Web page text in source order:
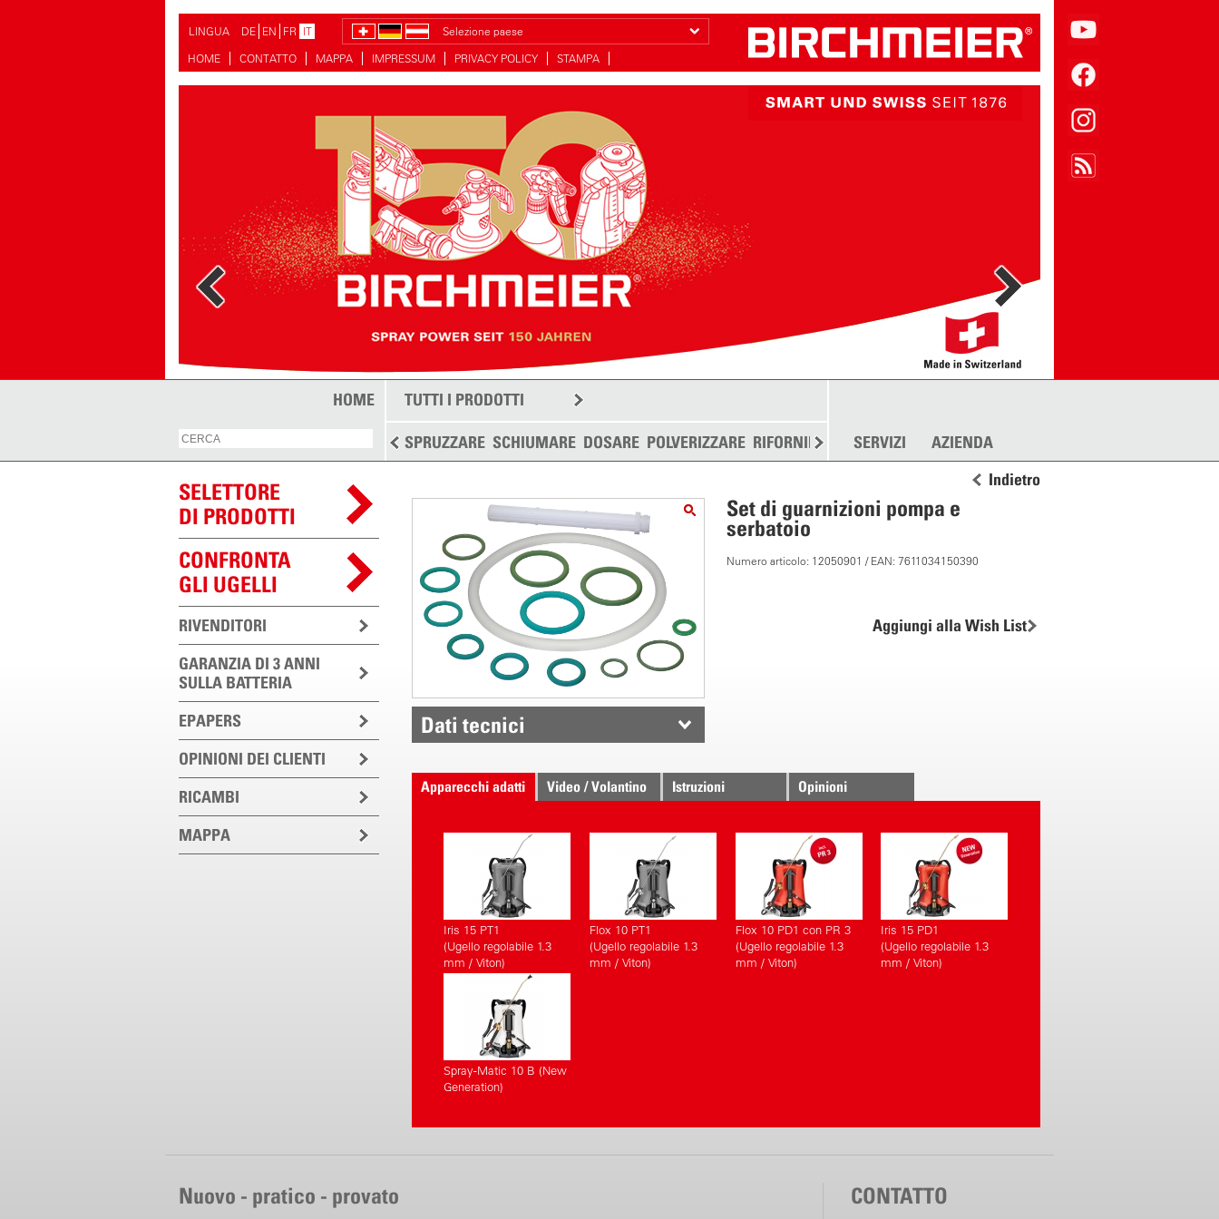
LINGUA DE EN FR IT
Selezione paese
HOME
CONTATTO MAPPA IMPRESSUM PRIVACY POLICY STAMPA
HOME TUTTI I PRODOTTI
SPRUZZARE SCHIUMARE DOSARE POLVERIZZARE RIFORNIRE SPARGERE ALTRO
SERVIZI AZIENDA
SELETTORE
DI PRODOTTI
CONFRONTA
GLI UGELLI
RIVENDITORI
GARANZIA DI 3 ANNI
SULLA BATTERIA
EPAPERS
OPINIONI DEI CLIENTI
RICAMBI
MAPPA
Indietro
Set di guarnizioni pompa e
serbatoio
Numero articolo: 12050901 / EAN: 7611034150390
Aggiungi alla Wish List
Dati tecnici
Apparecchi adatti Video / Volantino Istruzioni Opinioni
Iris 15 PT1
(Ugello regolabile 1.3
mm / Viton)
Flox 10 PT1
(Ugello regolabile 1.3
mm / Viton)
Flox 10 PD1 con PR 3
(Ugello regolabile 1.3
mm / Viton)
Iris 15 PD1
(Ugello regolabile 1.3
mm / Viton)
Spray-Matic 10 B (New
Generation)
Nuovo - pratico - provato CONTATTO